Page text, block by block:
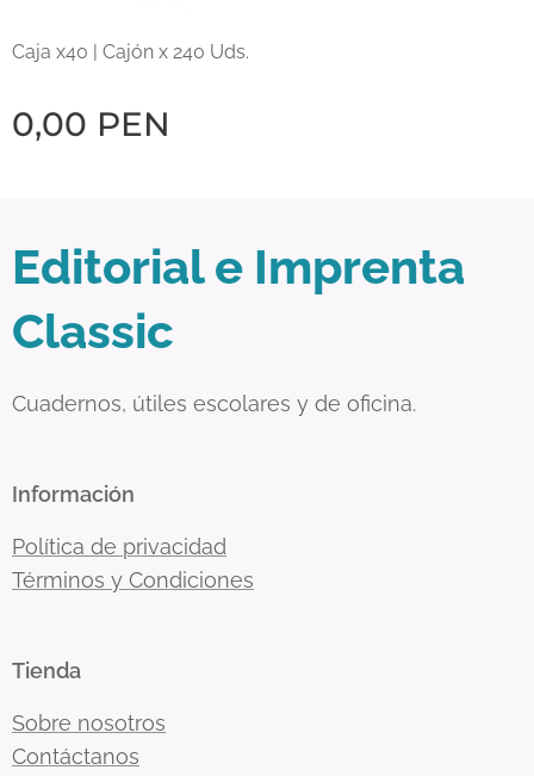
Caja x40 | Cajón x 240 Uds.
0,00 PEN
Editorial e Imprenta
Classic
Cuadernos, útiles escolares y de oficina.
Información
Política de privacidad
Términos y Condiciones
Tienda
Sobre nosotros
Contáctanos